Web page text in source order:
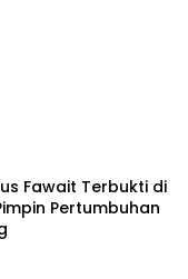
Fawait Terbukti di
Pertumbuhan